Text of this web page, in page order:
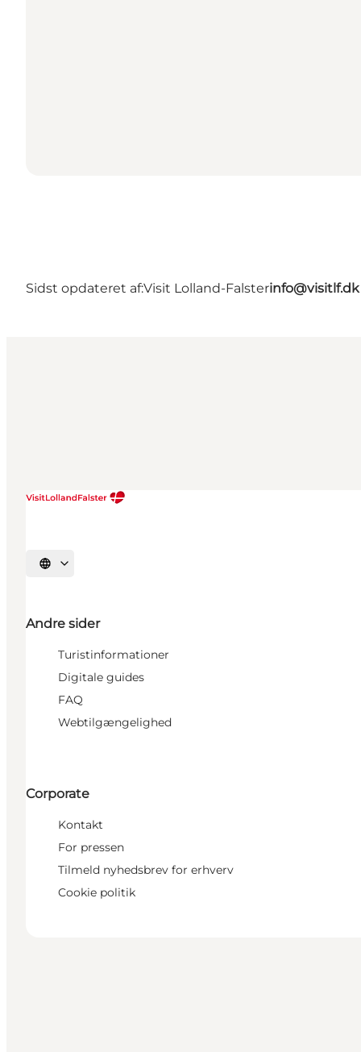
Sidst opdateret af:Visit Lolland-Falsterinfo@visitlf.dk
Vælg sprog
Andre sider
Turistinformationer
Digitale guides
FAQ
Webtilgængelighed
Corporate
Kontakt
For pressen
Tilmeld nyhedsbrev for erhverv
Cookie politik